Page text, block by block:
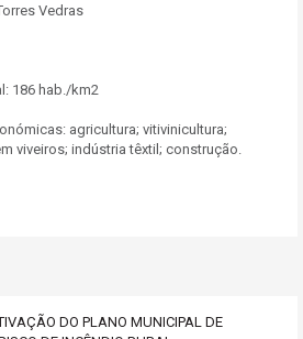
Vedras
186 hab./km2
agricultura; vitivinicultura;
viveiros; indústria têxtil; construção.